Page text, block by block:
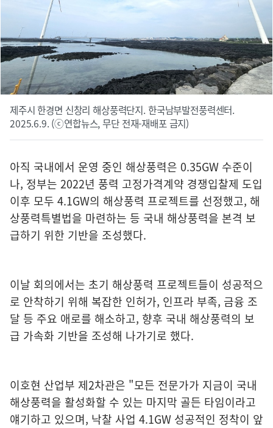
제주시 한경면 신창리 해상풍력단지. 한국남부발전풍력센터.
2025.6.9. (ⓒ연합뉴스, 무단 전재-재배포 금지)
아직 국내에서 운영 중인 해상풍력은 0.35GW 수준이
나, 정부는 2022년 풍력 고정가격계약 경쟁입찰제 도입
이후 모두 4.1GW의 해상풍력 프로젝트를 선정했고, 해
상풍력특별법을 마련하는 등 국내 해상풍력을 본격 보
급하기 위한 기반을 조성했다.
이날 회의에서는 초기 해상풍력 프로젝트들이 성공적으
로 안착하기 위해 복잡한 인허가, 인프라 부족, 금융 조
달 등 주요 애로를 해소하고, 향후 국내 해상풍력의 보
급 가속화 기반을 조성해 나가기로 했다.
이호현 산업부 제2차관은 "모든 전문가가 지금이 국내
해상풍력을 활성화할 수 있는 마지막 골든 타임이라고
얘기하고 있으며, 낙찰 사업 4.1GW 성공적인 정착이 앞